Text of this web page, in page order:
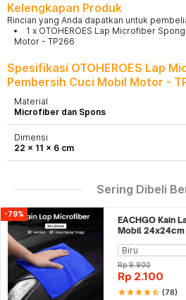
Kelengkapan Produk
Rincian yang Anda dapatkan untuk
1 x OTOHEROES Lap Microfiber
Motor - TP266
Spesifikasi OTOHEROES Lap
Pembersih Cuci Mobil Motor -
Material
Microfiber dan Spons
Dimensi
22 x 11 x 6 cm
Sering Dibeli
-79%
EACHGO Kain
Mobil 24x24cm
Rp9.900
Rp 2.100
starstarstarstarstar_half (78)